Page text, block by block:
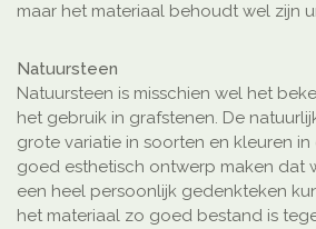
maar het materiaal behoudt wel zijn
Natuursteen
Natuursteen is misschien wel het
het gebruik in grafstenen. De
grote variatie in soorten en kleuren
goed esthetisch ontwerp maken dat
een heel persoonlijk gedenkteken
het materiaal zo goed bestand is